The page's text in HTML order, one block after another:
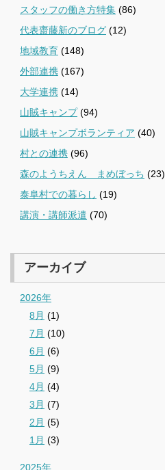
スタッフの働き方特集 (86)
代表齋藤新のブログ (12)
地域教育 (148)
外部連携 (167)
大学連携 (14)
山賊キャンプ(94)
山賊キャンプボランティア (40)
村との連携 (96)
森のようちえん まめぼっち (23)
泰阜村での暮らし (19)
講演・講師派遣 (70)
アーカイブ
2026年
8月 (1)
7月 (10)
6月 (6)
5月 (9)
4月 (4)
3月 (7)
2月 (5)
1月 (3)
2025年